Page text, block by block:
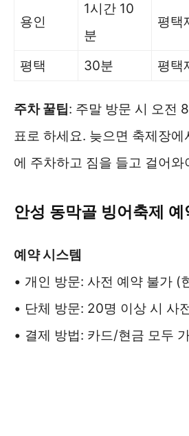
용인
1시간 10
분
평택
평택 30분 평택
주차 꿀팁: 주말 방문 시 오전
표로 하세요. 늦으면 축제장에
에 주차하고 짐을 들고 걸어와
안성 동막골 빙어축제 예
예약 시스템
• 개인 방문: 사전 예약 불가 (
• 단체 방문: 20명 이상 시 사
• 결제 방법: 카드/현금 모두